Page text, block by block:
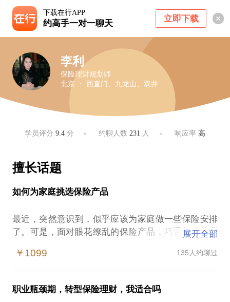
下载在行APP
约高手一对一聊天 立即下载
李利
保险理财规划师
北京 ・ 西直门、九龙山、双井
学员评分9.4 分 约聊人数 231 人 响应率 高
擅长话题
如何为家庭挑选保险产品
最近，突然意识到，似乎应该为家庭做一些保险安排
了。可是，面对眼花缭乱的保险产品，巧舌如簧的业
险还是终身险？分红还是不分红？消费的还是储蓄
以？每年拿出多少钱买保险是合理的？保额如何设
计？光是大病险就有数十种选择，功能不一，到底哪
展开全部
￥1099 135人约聊过
职业瓶颈期，转型保险理财，我适合吗